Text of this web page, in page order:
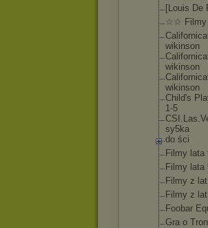
[Louis De
☆☆ Filmy
wikinson
wikinson
wikinson
Child's
1-5
sy5ka
do ści
Filmy lata
Filmy lata
Filmy z
Filmy z
Foobar
Gra o